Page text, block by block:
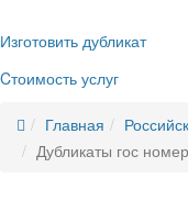
Изготовить дубликат
Cтоимость услуг
Главная
Дубликаты гос